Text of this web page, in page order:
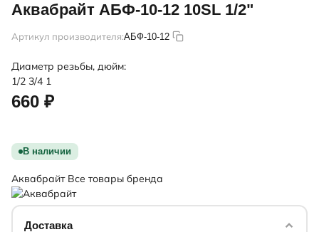
Аквабрайт АБФ-10-12 10SL 1/2"
Артикул производителя:АБФ-10-12
Диаметр резьбы, дюйм:
1/2 3/4 1
660 ₽
В наличии
Аквабрайт Все товары бренда
Доставка